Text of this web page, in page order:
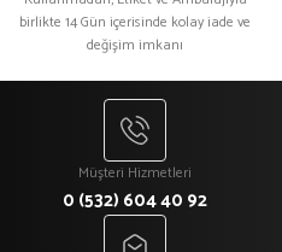
birlikte 14 Gün içerisinde kolay iade ve
değişim imkanı
Müşteri Hizmetleri
0 (532) 604 40 92